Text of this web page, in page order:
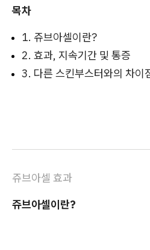
목차
1. 쥬브아셀이란?
2. 효과, 지속기간 및 통증
3. 다른 스킨부스터와의 차이
쥬브아셀 효과
쥬브아셀이란?